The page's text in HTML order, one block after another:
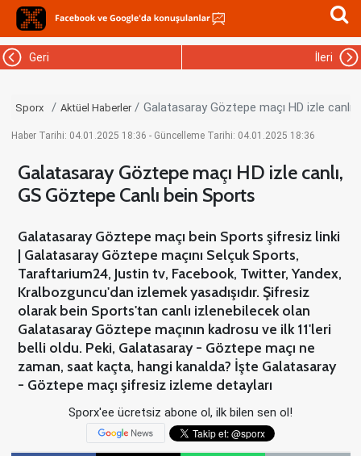
Geri İleri
Sporx Aktüel Haberler Galatasaray Göztepe maçı HD izle
Haber Tarihi: 04.01.2025 18:36 - Güncelleme Tarihi: 04.01.2025 18:36
Galatasaray Göztepe maçı HD izle canlı,
GS Göztepe Canlı bein Sports
Galatasaray Göztepe maçı bein Sports şifresiz linki
| Galatasaray Göztepe maçını Selçuk Sports,
Taraftarium24, Justin tv, Facebook, Twitter, Yandex,
Kralbozguncu'dan izlemek yasadışıdır. Şifresiz
olarak bein Sports'tan canlı izlenebilecek olan
Galatasaray Göztepe maçının kadrosu ve ilk 11'leri
belli oldu. Peki, Galatasaray - Göztepe maçı ne
zaman, saat kaçta, hangi kanalda? İşte Galatasaray
- Göztepe maçı şifresiz izleme detayları
Sporx'ee ücretsiz abone ol, ilk bilen sen ol!